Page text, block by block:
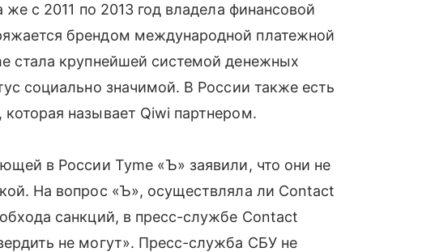
с 2011 по 2013 год владела финансовой
брендом международной платежной
стала крупнейшей системой денежных
социально значимой. В России также есть
называет Qiwi партнером.
в России Tyme «Ъ» заявили, что они не
На вопрос «Ъ», осуществляла ли Contact
санкций, в пресс-службе Contact
не могут». Пресс-служба СБУ не